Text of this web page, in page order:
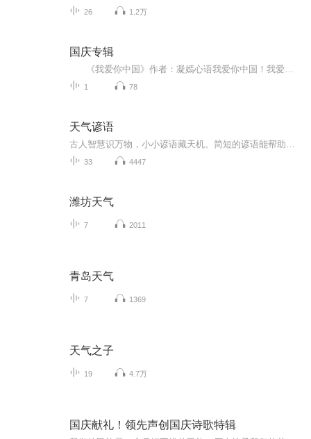
26 1.2万
国庆专辑
1 78
天气谚语
33 4447
潍坊天气
7 2011
青岛天气
7 1369
天气之子
19 4.7万
国庆献礼！领先声创国庆诗歌特辑